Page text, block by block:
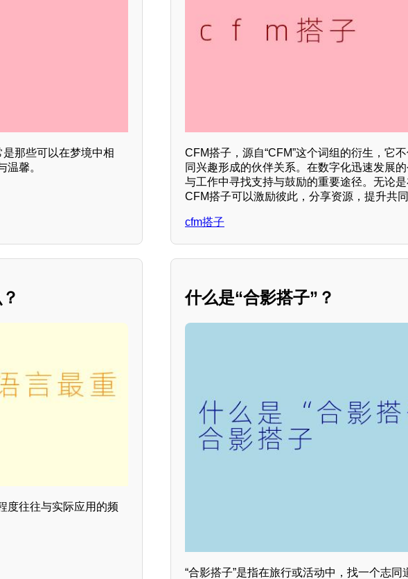
是那些可以在梦境中相
馨。
CFM搭子，源自“CFM”这个词组的衍生，它
同兴趣形成的伙伴关系。在数字化迅速发展
与工作中寻找支持与鼓励的重要途径。无论
CFM搭子可以激励彼此，分享资源，提升共同
cfm搭子
度往往与实际应用的频
什么是“合影搭子”？
“合影搭子”是指在旅行或活动中，找一个志